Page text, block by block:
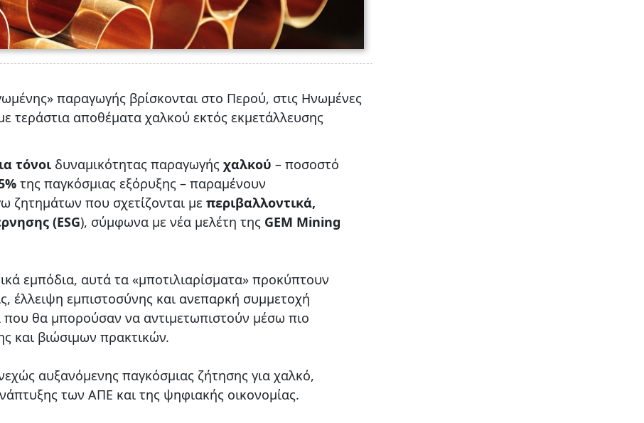
παραγωγής βρίσκονται στο Περού, στις Ηνωμένες
τεράστια αποθέματα χαλκού εκτός εκμετάλλευσης
τόνοι δυναμικότητας παραγωγής χαλκού – ποσοστό
της παγκόσμιας εξόρυξης – παραμένουν
ζητημάτων που σχετίζονται με περιβαλλοντικά,
(ESG), σύμφωνα με νέα μελέτη της GEM Mining
εμπόδια, αυτά τα «μποτιλιαρίσματα» προκύπτουν
έλλειψη εμπιστοσύνης και ανεπαρκή συμμετοχή
θα μπορούσαν να αντιμετωπιστούν μέσω πιο
και βιώσιμων πρακτικών.
αυξανόμενης παγκόσμιας ζήτησης για χαλκό,
των ΑΠΕ και της ψηφιακής οικονομίας.